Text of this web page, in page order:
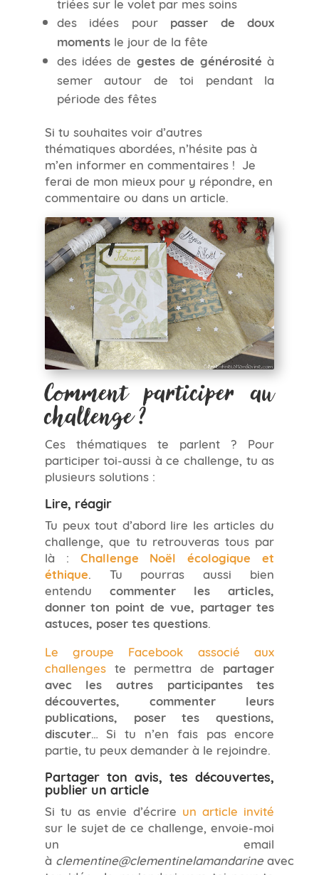
des idées pour passer de doux
momentsle jour de la fête
des idées de gestes de générosité à
semer autour de toi pendant la
période des fêtes
Si tu souhaites voir d’autres
thématiques abordées, n’hésite pas à
m’en informer en commentaires ! Je
ferai de mon mieux pour y répondre, en
commentaire ou dans un article.
Comment participer au
challenge ?
Ces thématiques te parlent ? Pour
participer toi-aussi à ce challenge, tu as
plusieurs solutions :
Lire, réagir
Tu peux tout d’abord lire les articles du
challenge, que tu retrouveras tous par
là : Challenge Noël écologique et
éthique. Tu pourras aussi bien
entendu commenter les articles,
donner ton point de vue, partager tes
astuces, poser tes questions.
Le groupe Facebook associé aux
challengeste permettra de partager
avec les autres participantes tes
découvertes, commenter leurs
publications, poser tes questions,
discuter… Si tu n’en fais pas encore
partie, tu peux demander à le rejoindre.
Partager ton avis, tes découvertes,
publier un article
Si tu as envie d’écrire un article invité
sur le sujet de ce challenge, envoie-moi
un email
à clementine@clementinelamandarineavec